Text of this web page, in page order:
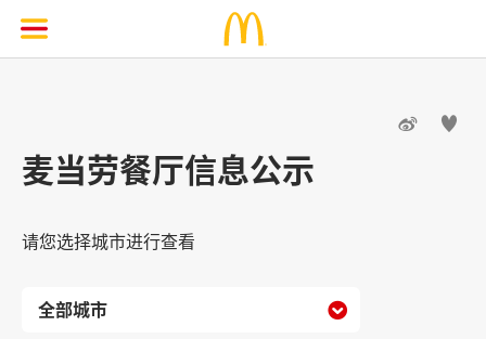
 
麦当劳餐厅信息公示
请您选择城市进行查看
